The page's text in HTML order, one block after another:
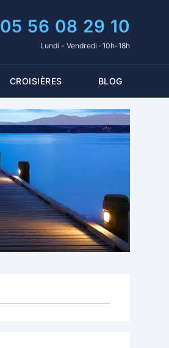
05 56 08 29 10
Lundi - Vendredi · 10h-18h
CROISIÈRES BLOG